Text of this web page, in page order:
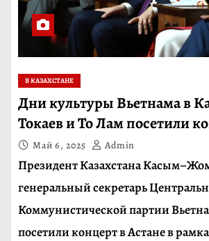
В КАЗАХСТАНЕ
Дни культуры Вьетнама в
Токаев и То Лам посетили
Май 6, 2025 Admin
Президент Казахстана
генеральный секретарь
Коммунистической партии
посетили концерт в Астане в